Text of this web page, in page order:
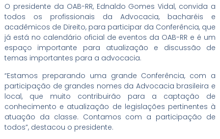
O presidente da OAB-RR, Ednaldo Gomes Vidal, convida a
todos os profissionais da Advocacia, bacharéis e
acadêmicos de Direito, para participar da Conferência, que
já está no calendário oficial de eventos da OAB-RR e é um
espaço importante para atualização e discussão de
temas importantes para a advocacia.
“Estamos preparando uma grande Conferência, com a
participação de grandes nomes da Advocacia brasileira e
local, que muito contribuirão para a captação de
conhecimento e atualização de legislações pertinentes à
atuação da classe. Contamos com a participação de
todos”, destacou o presidente.